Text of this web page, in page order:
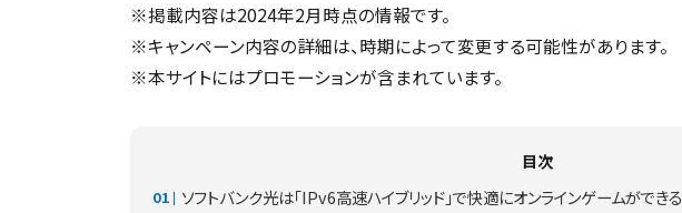
※掲載内容は2024年2月時点の情報です。
※キャンペーン内容の詳細は、時期によって変更する可能性があります。
※本サイトにはプロモーションが含まれています。
目次
ソフトバンク光は「IPv6高速ハイブリッド」で快適にオンラインゲームができる